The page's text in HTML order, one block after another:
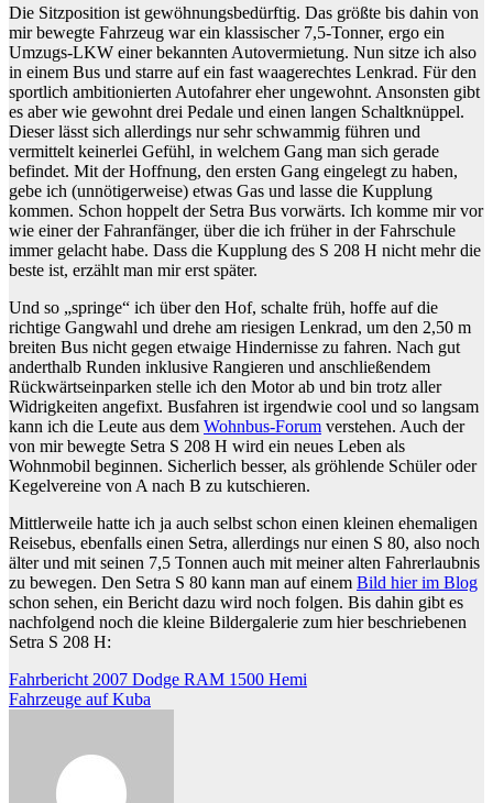
Die Sitzposition ist gewöhnungsbedürftig. Das größte bis dahin von
mir bewegte Fahrzeug war ein klassischer 7,5-Tonner, ergo ein
Umzugs-LKW einer bekannten Autovermietung. Nun sitze ich also
in einem Bus und starre auf ein fast waagerechtes Lenkrad. Für den
sportlich ambitionierten Autofahrer eher ungewohnt. Ansonsten gibt
es aber wie gewohnt drei Pedale und einen langen Schaltknüppel.
Dieser lässt sich allerdings nur sehr schwammig führen und
vermittelt keinerlei Gefühl, in welchem Gang man sich gerade
befindet. Mit der Hoffnung, den ersten Gang eingelegt zu haben,
gebe ich (unnötigerweise) etwas Gas und lasse die Kupplung
kommen. Schon hoppelt der Setra Bus vorwärts. Ich komme mir vor
wie einer der Fahranfänger, über die ich früher in der Fahrschule
immer gelacht habe. Dass die Kupplung des S 208 H nicht mehr die
beste ist, erzählt man mir erst später.
Und so „springe“ ich über den Hof, schalte früh, hoffe auf die
richtige Gangwahl und drehe am riesigen Lenkrad, um den 2,50 m
breiten Bus nicht gegen etwaige Hindernisse zu fahren. Nach gut
anderthalb Runden inklusive Rangieren und anschließendem
Rückwärtseinparken stelle ich den Motor ab und bin trotz aller
Widrigkeiten angefixt. Busfahren ist irgendwie cool und so langsam
kann ich die Leute aus dem Wohnbus-Forum verstehen. Auch der
von mir bewegte Setra S 208 H wird ein neues Leben als
Wohnmobil beginnen. Sicherlich besser, als gröhlende Schüler oder
Kegelvereine von A nach B zu kutschieren.
Mittlerweile hatte ich ja auch selbst schon einen kleinen ehemaligen
Reisebus, ebenfalls einen Setra, allerdings nur einen S 80, also noch
älter und mit seinen 7,5 Tonnen auch mit meiner alten Fahrerlaubnis
zu bewegen. Den Setra S 80 kann man auf einem Bild hier im Blog
schon sehen, ein Bericht dazu wird noch folgen. Bis dahin gibt es
nachfolgend noch die kleine Bildergalerie zum hier beschriebenen
Setra S 208 H:
Beitragsnavigation
Fahrbericht 2007 Dodge RAM 1500 Hemi
Fahrzeuge auf Kuba